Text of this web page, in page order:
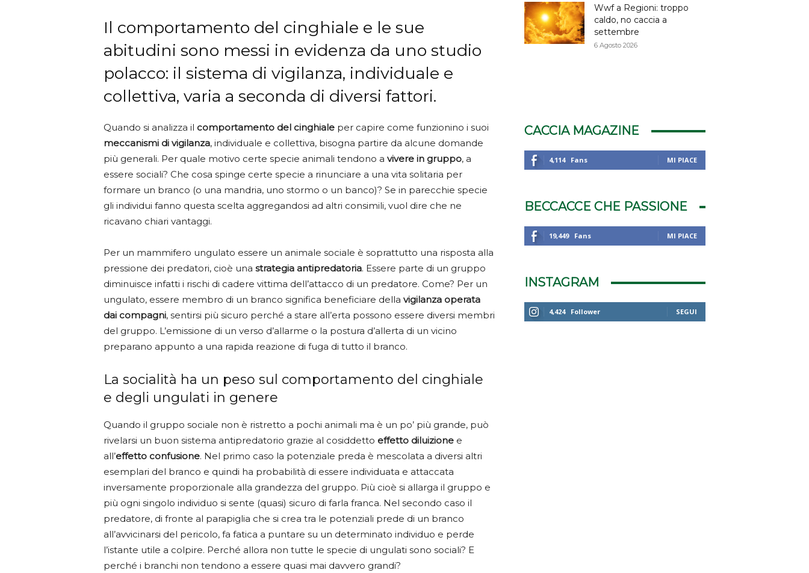
Il comportamento del cinghiale e le sue
abitudini sono messi in evidenza da uno studio
polacco: il sistema di vigilanza, individuale e
collettiva, varia a seconda di diversi fattori.
Quando si analizza il comportamento del cinghiale per capire come funzionino i suoi
meccanismi di vigilanza, individuale e collettiva, bisogna partire da alcune domande
più generali. Per quale motivo certe specie animali tendono a vivere in gruppo, a
essere sociali? Che cosa spinge certe specie a rinunciare a una vita solitaria per
formare un branco (o una mandria, uno stormo o un banco)? Se in parecchie specie
gli individui fanno questa scelta aggregandosi ad altri consimili, vuol dire che ne
ricavano chiari vantaggi.
Per un mammifero ungulato essere un animale sociale è soprattutto una risposta alla
pressione dei predatori, cioè una strategia antipredatoria. Essere parte di un gruppo
diminuisce infatti i rischi di cadere vittima dell’attacco di un predatore. Come? Per un
ungulato, essere membro di un branco significa beneficiare della vigilanza operata
dai compagni, sentirsi più sicuro perché a stare all’erta possono essere diversi membri
del gruppo. L’emissione di un verso d’allarme o la postura d’allerta di un vicino
preparano appunto a una rapida reazione di fuga di tutto il branco.
La socialità ha un peso sul comportamento del cinghiale
e degli ungulati in genere
Quando il gruppo sociale non è ristretto a pochi animali ma è un po’ più grande, può
rivelarsi un buon sistema antipredatorio grazie al cosiddetto effetto diluizione e
all’effetto confusione. Nel primo caso la potenziale preda è mescolata a diversi altri
esemplari del branco e quindi ha probabilità di essere individuata e attaccata
inversamente proporzionale alla grandezza del gruppo. Più cioè si allarga il gruppo e
più ogni singolo individuo si sente (quasi) sicuro di farla franca. Nel secondo caso il
predatore, di fronte al parapiglia che si crea tra le potenziali prede di un branco
all’avvicinarsi del pericolo, fa fatica a puntare su un determinato individuo e perde
l’istante utile a colpire. Perché allora non tutte le specie di ungulati sono sociali? E
perché i branchi non tendono a essere quasi mai davvero grandi?
Wwf a Regioni: troppo
caldo, no caccia a
settembre
6 Agosto 2026
CACCIA MAGAZINE
4,114 Fans MI PIACE
BECCACCE CHE PASSIONE
19,449 Fans MI PIACE
INSTAGRAM
4,424 Follower SEGUI